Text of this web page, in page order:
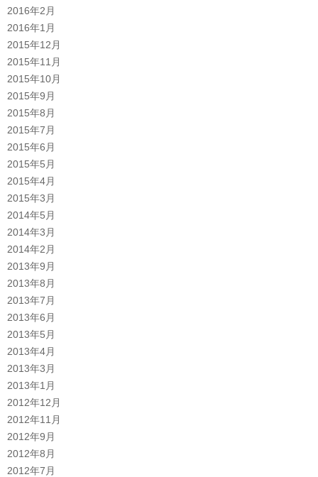
2016年2月
2016年1月
2015年12月
2015年11月
2015年10月
2015年9月
2015年8月
2015年7月
2015年6月
2015年5月
2015年4月
2015年3月
2014年5月
2014年3月
2014年2月
2013年9月
2013年8月
2013年7月
2013年6月
2013年5月
2013年4月
2013年3月
2013年1月
2012年12月
2012年11月
2012年9月
2012年8月
2012年7月